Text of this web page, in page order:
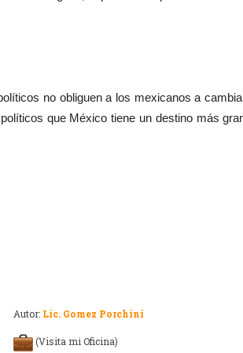
no obliguen a los mexicanos a
que México tiene un destino más
Autor: Lic. Gomez Porchini
(Visita mi Oficina)